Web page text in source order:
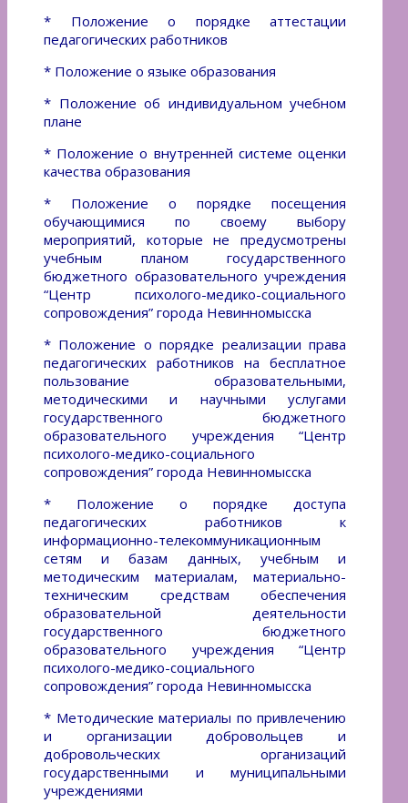
* Положение о порядке аттестации
педагогических работников
* Положение о языке образования
* Положение об индивидуальном учебном
плане
* Положение о внутренней системе оценки
качества образования
* Положение о порядке посещения
обучающимися по своему выбору
мероприятий, которые не предусмотрены
учебным планом государственного
бюджетного образовательного учреждения
“Центр психолого-медико-социального
сопровождения” города Невинномысска
* Положение о порядке реализации права
педагогических работников на бесплатное
пользование образовательными,
методическими и научными услугами
государственного бюджетного
образовательного учреждения “Центр
психолого-медико-социального
сопровождения” города Невинномысска
* Положение о порядке доступа
педагогических работников к
информационно-телекоммуникационным
сетям и базам данных, учебным и
методическим материалам, материально-
техническим средствам обеспечения
образовательной деятельности
государственного бюджетного
образовательного учреждения “Центр
психолого-медико-социального
сопровождения” города Невинномысска
* Методические материалы по привлечению
и организации добровольцев и
добровольческих организаций
государственными и муниципальными
учреждениями